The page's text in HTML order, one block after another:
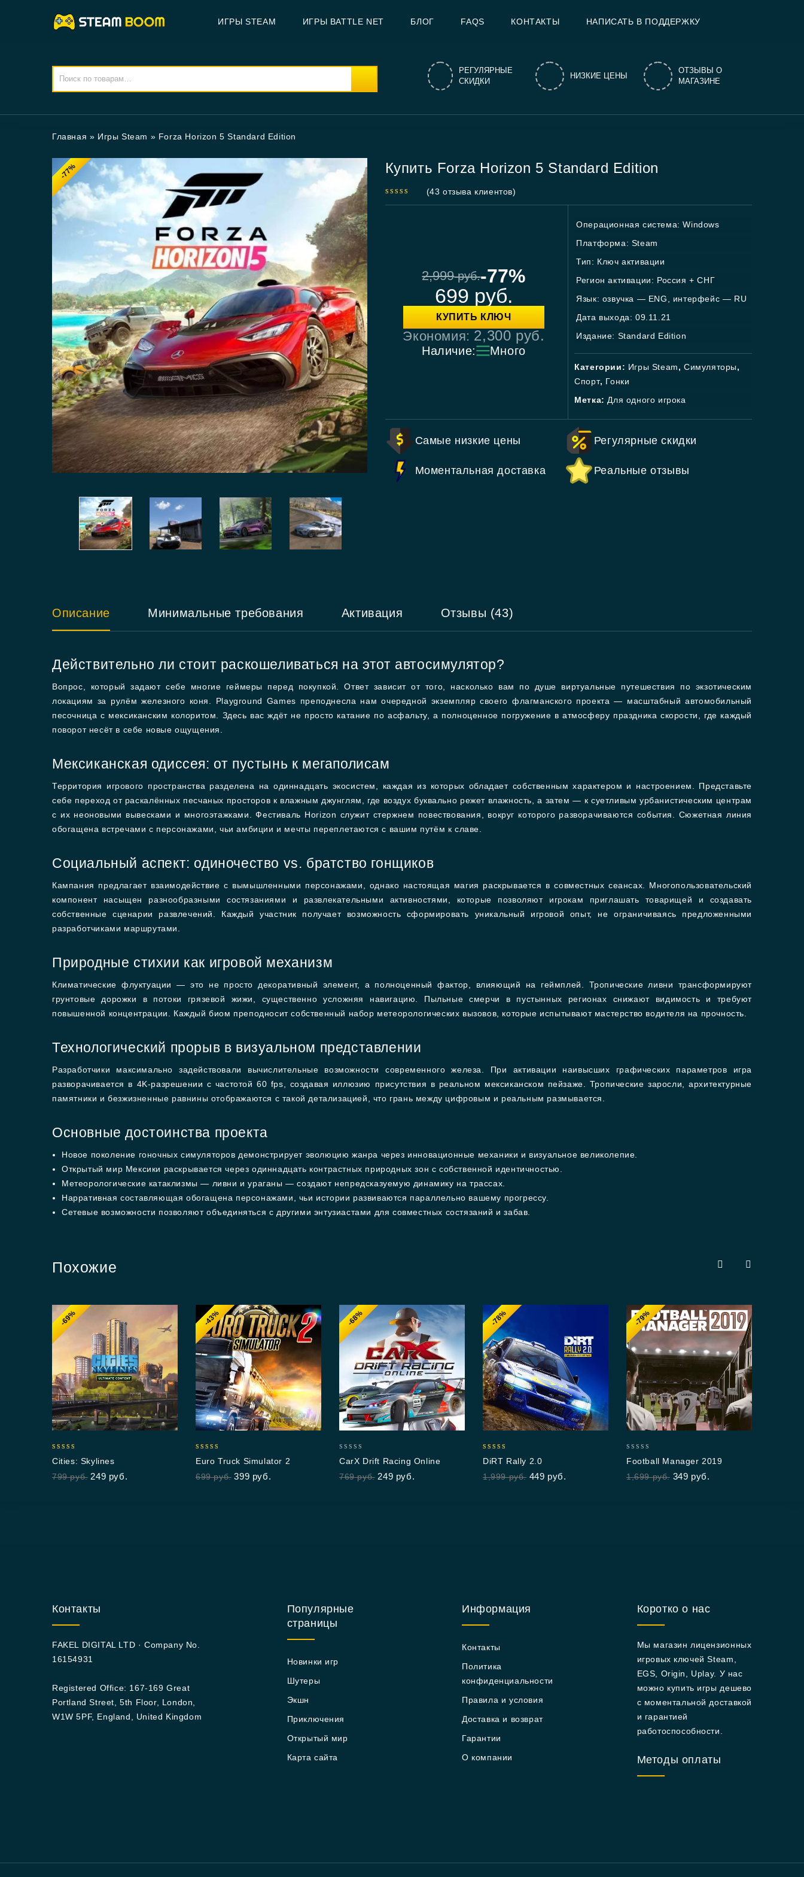
ИГРЫ STEAM ИГРЫ BATTLE NET БЛОГ FAQS КОНТАКТЫ НАПИСАТЬ В ПОДДЕРЖКУ
РЕГУЛЯРНЫЕ
СКИДКИ
НИЗКИЕ ЦЕНЫ
ОТЗЫВЫ О
МАГАЗИНЕ
Главная » Игры Steam » Forza Horizon 5 Standard Edition
-77% Купить Forza Horizon 5 Standard Edition
(43 отзыва клиентов)
2,999руб.-77%
699 руб.
КУПИТЬ КЛЮЧ
Экономия: 2,300 руб.
Наличие: Много
Операционная система: Windows
Платформа: Steam
Тип: Ключ активации
Регион активации: Россия + СНГ
Язык: озвучка — ENG, интерфейс — RU
Дата выхода: 09.11.21
Издание: Standard Edition
Категории: Игры Steam,Симуляторы,
Спорт, Гонки
Метка: Для одного игрока
Самые низкие цены Регулярные скидки
Моментальная доставка Реальные отзывы
Описание Минимальные требования Активация Отзывы (43)
Действительно ли стоит раскошеливаться на этот автосимулятор?
Вопрос, который задают себе многие геймеры перед покупкой. Ответ зависит от того, насколько вам по душе виртуальные путешествия по экзотическим
локациям за рулём железного коня. Playground Games преподнесла нам очередной экземпляр своего флагманского проекта — масштабный автомобильный
песочница с мексиканским колоритом. Здесь вас ждёт не просто катание по асфальту, а полноценное погружение в атмосферу праздника скорости, где каждый
поворот несёт в себе новые ощущения.
Мексиканская одиссея: от пустынь к мегаполисам
Территория игрового пространства разделена на одиннадцать экосистем, каждая из которых обладает собственным характером и настроением. Представьте
себе переход от раскалённых песчаных просторов к влажным джунглям, где воздух буквально режет влажность, а затем — к суетливым урбанистическим центрам
с их неоновыми вывесками и многоэтажками. Фестиваль Horizon служит стержнем повествования, вокруг которого разворачиваются события. Сюжетная линия
обогащена встречами с персонажами, чьи амбиции и мечты переплетаются с вашим путём к славе.
Социальный аспект: одиночество vs. братство гонщиков
Кампания предлагает взаимодействие с вымышленными персонажами, однако настоящая магия раскрывается в совместных сеансах. Многопользовательский
компонент насыщен разнообразными состязаниями и развлекательными активностями, которые позволяют игрокам приглашать товарищей и создавать
собственные сценарии развлечений. Каждый участник получает возможность сформировать уникальный игровой опыт, не ограничиваясь предложенными
разработчиками маршрутами.
Природные стихии как игровой механизм
Климатические флуктуации — это не просто декоративный элемент, а полноценный фактор, влияющий на геймплей. Тропические ливни трансформируют
грунтовые дорожки в потоки грязевой жижи, существенно усложняя навигацию. Пыльные смерчи в пустынных регионах снижают видимость и требуют
повышенной концентрации. Каждый биом преподносит собственный набор метеорологических вызовов, которые испытывают мастерство водителя на прочность.
Технологический прорыв в визуальном представлении
Разработчики максимально задействовали вычислительные возможности современного железа. При активации наивысших графических параметров игра
разворачивается в 4K-разрешении с частотой 60 fps, создавая иллюзию присутствия в реальном мексиканском пейзаже. Тропические заросли, архитектурные
памятники и безжизненные равнины отображаются с такой детализацией, что грань между цифровым и реальным размывается.
Основные достоинства проекта
Новое поколение гоночных симуляторов демонстрирует эволюцию жанра через инновационные механики и визуальное великолепие.
Открытый мир Мексики раскрывается через одиннадцать контрастных природных зон с собственной идентичностью.
Метеорологические катаклизмы — ливни и ураганы — создают непредсказуемую динамику на трассах.
Нарративная составляющая обогащена персонажами, чьи истории развиваются параллельно вашему прогрессу.
Сетевые возможности позволяют объединяться с другими энтузиастами для совместных состязаний и забав.
Похожие
-69%
out of 5
Cities: Skylines
799руб. 249 руб.
-43%
out of 5
Euro Truck Simulator 2
699руб. 399 руб.
-68%
out
of
CarX Drift Racing Online
769руб. 249 руб.
-78%
out of 5
DiRT Rally 2.0
1,999руб. 449 руб.
-79%
out
of
Football Manager 2019
1,699руб. 349 руб.
Контакты
FAKEL DIGITAL LTD · Company No.
16154931
Registered Office: 167-169 Great
Portland Street, 5th Floor, London,
W1W 5PF, England, United Kingdom
Популярные
страницы
Новинки игр
Шутеры
Экшн
Приключения
Открытый мир
Карта сайта
Информация
Контакты
Политика
конфиденциальности
Правила и условия
Доставка и возврат
Гарантии
О компании
Коротко о нас
Мы магазин лицензионных
игровых ключей Steam,
EGS, Origin, Uplay. У нас
можно купить игры дешево
с моментальной доставкой
и гарантией
работоспособности.
Методы оплаты